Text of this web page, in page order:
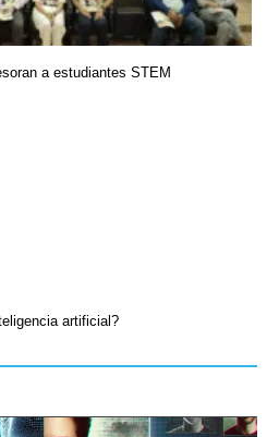
a estudiantes STEM
artificial?